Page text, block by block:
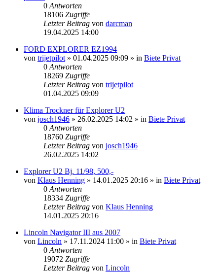
0 Antworten
18106 Zugriffe
Letzter Beitrag von darcman
19.04.2025 14:00
FORD EXPLORER EZ1994
von trijetpilot » 01.04.2025 09:09 » in Biete Privat
0 Antworten
18269 Zugriffe
Letzter Beitrag von trijetpilot
01.04.2025 09:09
Klima Trockner für Explorer U2
von josch1946 » 26.02.2025 14:02 » in Biete Privat
0 Antworten
18760 Zugriffe
Letzter Beitrag von josch1946
26.02.2025 14:02
Explorer U2 Bj. 11/98, 500,-
von Klaus Henning » 14.01.2025 20:16 » in Biete Privat
0 Antworten
18334 Zugriffe
Letzter Beitrag von Klaus Henning
14.01.2025 20:16
Lincoln Navigator III aus 2007
von Lincoln » 17.11.2024 11:00 » in Biete Privat
0 Antworten
19072 Zugriffe
Letzter Beitrag von Lincoln